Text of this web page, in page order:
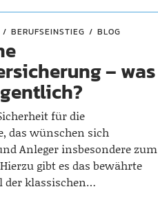
BERUFSEINSTIEG BLOG
– was
für die
das wünschen sich
Anleger insbesondere zum
gibt es das bewährte
der klassischen…